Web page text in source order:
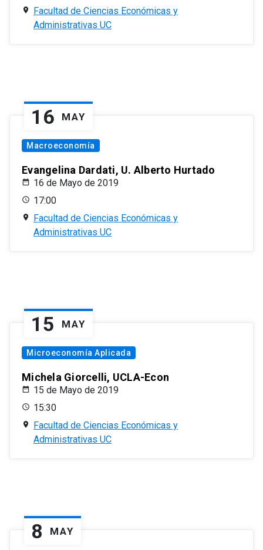
Facultad de Ciencias Económicas y
Administrativas UC
16 MAY
Macroeconomía
Evangelina Dardati, U. Alberto Hurtado
16 de Mayo de 2019
17:00
Facultad de Ciencias Económicas y
Administrativas UC
15 MAY
Microeconomía Aplicada
Michela Giorcelli, UCLA-Econ
15 de Mayo de 2019
15:30
Facultad de Ciencias Económicas y
Administrativas UC
8 MAY